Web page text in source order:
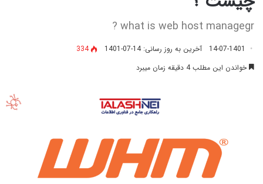
what is web host managegr ?
14-07-1401 آخرین به روز رسانی: 14-07-1401
334
خواندن این مطلب 4 دقیقه زمان میبرد